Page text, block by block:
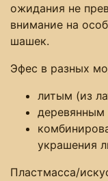
ожидания не
внимание на
шашек.
Эфес в разных
литым (из
деревянным
украшения
Пластмасса/